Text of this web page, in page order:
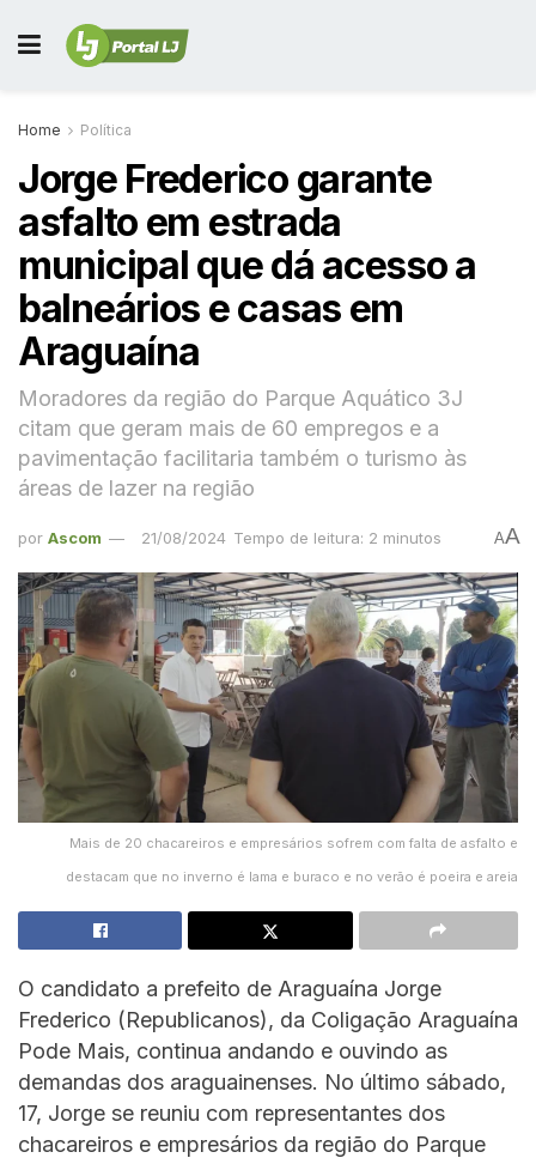
Home Política
Jorge Frederico garante
asfalto em estrada
municipal que dá acesso a
balneários e casas em
Araguaína
Moradores da região do Parque Aquático 3J
citam que geram mais de 60 empregos e a
pavimentação facilitaria também o turismo às
áreas de lazer na região
por Ascom 21/08/2024 Tempo de leitura: 2 minutos AA
Mais de 20 chacareiros e empresários sofrem com falta de asfalto e
destacam que no inverno é lama e buraco e no verão é poeira e areia
O candidato a prefeito de Araguaína Jorge
Frederico (Republicanos), da Coligação Araguaína
Pode Mais, continua andando e ouvindo as
demandas dos araguainenses. No último sábado,
17, Jorge se reuniu com representantes dos
chacareiros e empresários da região do Parque